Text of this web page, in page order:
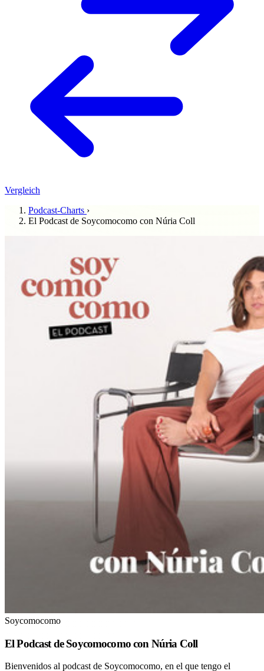
Vergleich
Podcast-Charts ›
El Podcast de Soycomocomo con Núria Coll
Soycomocomo
El Podcast de Soycomocomo con Núria Coll
Bienvenidos al podcast de Soycomocomo, en el que tengo el